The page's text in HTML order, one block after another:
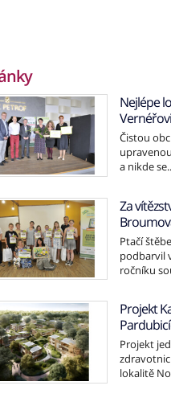
Nejlépe
Čistou
a nikde
Za
Ptačí
podbarvil
ročníku
Projekt
Projekt
lokalitě